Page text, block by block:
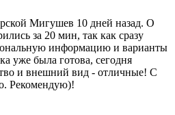
Мигушев 10 дней назад. О
за 20 мин, так как сразу
информацию и варианты
уже была готова, сегодня
и внешний вид - отличные! С
Рекомендую)!